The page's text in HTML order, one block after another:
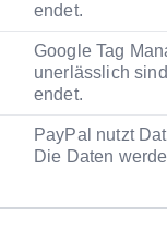
endet.
Google Tag
unerlässlich
endet.
PayPal nutzt
Die Daten